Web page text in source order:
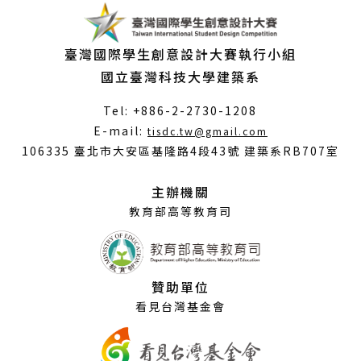
臺灣國際學生創意設計大賽執行小組
國立臺灣科技大學建築系
Tel: +886-2-2730-1208
E-mail:tisdc.tw@gmail.com
開
106335 臺北市大安區基隆路4段43號 建築系RB707室
主辦機關
教育部高等教育司
贊助單位
看見台灣基金會